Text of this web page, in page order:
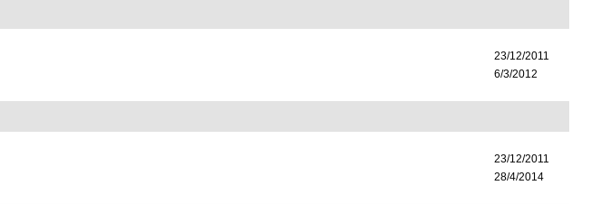
23/12/2011
6/3/2012
23/12/2011
28/4/2014